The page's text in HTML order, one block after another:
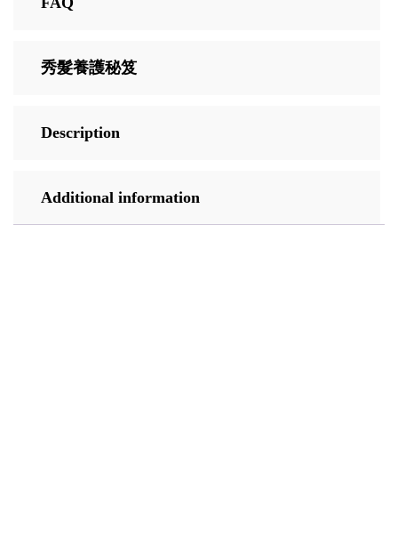
秀髮養護秘笈
Description
Additional information